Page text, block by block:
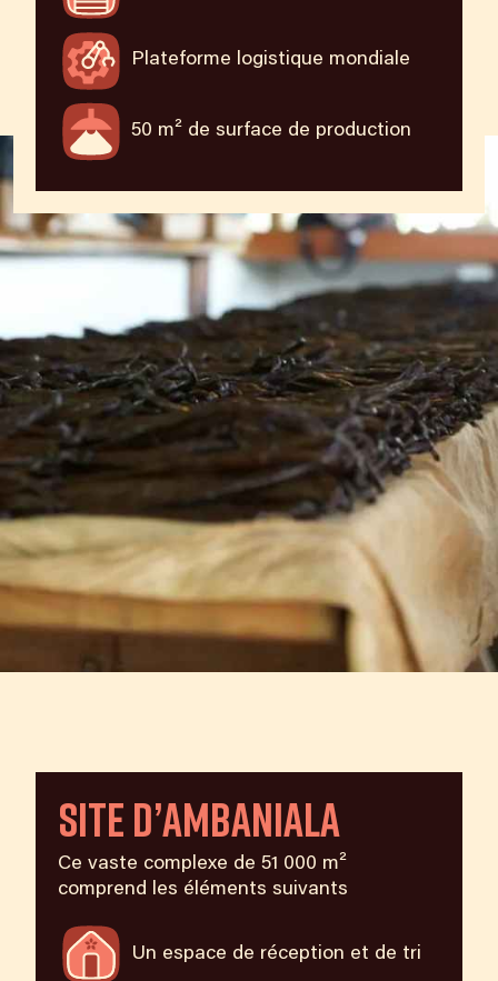
Plateforme logistique mondiale
50 m² de surface de production
Site d’Ambaniala
Ce vaste complexe de 51 000 m²
comprend les éléments suivants
Un espace de réception et de tri